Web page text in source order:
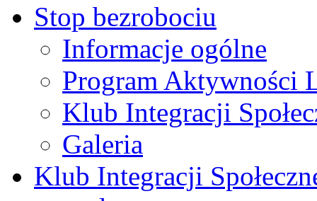
Stop bezrobociu
Informacje ogólne
Program Aktywności
Klub Integracji
Galeria
Klub Integracji